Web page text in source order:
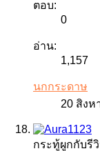
ตอบ:
0
อ่าน:
1,157
นกกระดาษ
20 สิงห
กระทู้ผูกกับรี